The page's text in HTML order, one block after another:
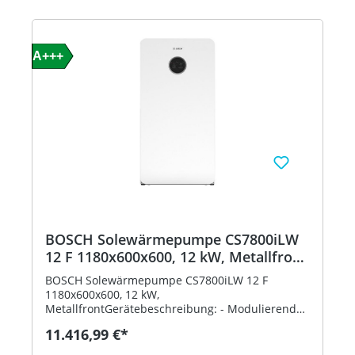
A+++
BOSCH Solewärmepumpe CS7800iLW
12 F 1180x600x600, 12 kW, Metallfront
8738212053
BOSCH Solewärmepumpe CS7800iLW 12 F
1180x600x600, 12 kW,
MetallfrontGerätebeschreibung: - Modulierende
(F) - Sehr leise - Schnelle, einfache und
11.416,99 €*